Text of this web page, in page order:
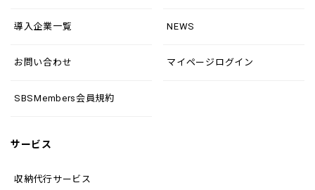
導入企業一覧 NEWS
お問い合わせ マイページログイン
SBSMembers会員規約
サービス
収納代行サービス